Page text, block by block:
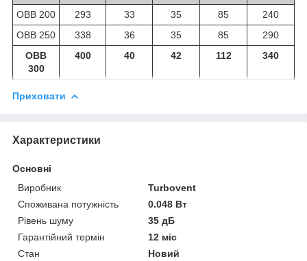
ОВВ 200
293 33 35 85
240
ОВВ 250
338 36 35 85
290
ОВВ
300
400 40 42 112 340
Приховати
Характеристики
Основні
Виробник
Turbovent
Споживана потужність
0.048 Вт
Рівень шуму
35 дБ
Гарантійний термін
12 міс
Стан
Новий